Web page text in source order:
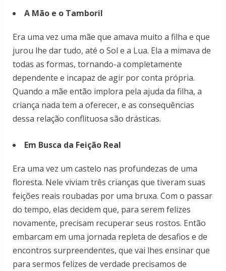
A Mão e o Tamboril
Era uma vez uma mãe que amava muito a filha e que
jurou lhe dar tudo, até o Sol e a Lua. Ela a mimava de
todas as formas, tornando-a completamente
dependente e incapaz de agir por conta própria.
Quando a mãe então implora pela ajuda da filha, a
criança nada tem a oferecer, e as consequências
dessa relação conflituosa são drásticas.
Em Busca da Feição Real
Era uma vez um castelo nas profundezas de uma
floresta. Nele viviam três crianças que tiveram suas
feições reais roubadas por uma bruxa. Com o passar
do tempo, elas decidem que, para serem felizes
novamente, precisam recuperar seus rostos. Então
embarcam em uma jornada repleta de desafios e de
encontros surpreendentes, que vai lhes ensinar que
para sermos felizes de verdade precisamos de